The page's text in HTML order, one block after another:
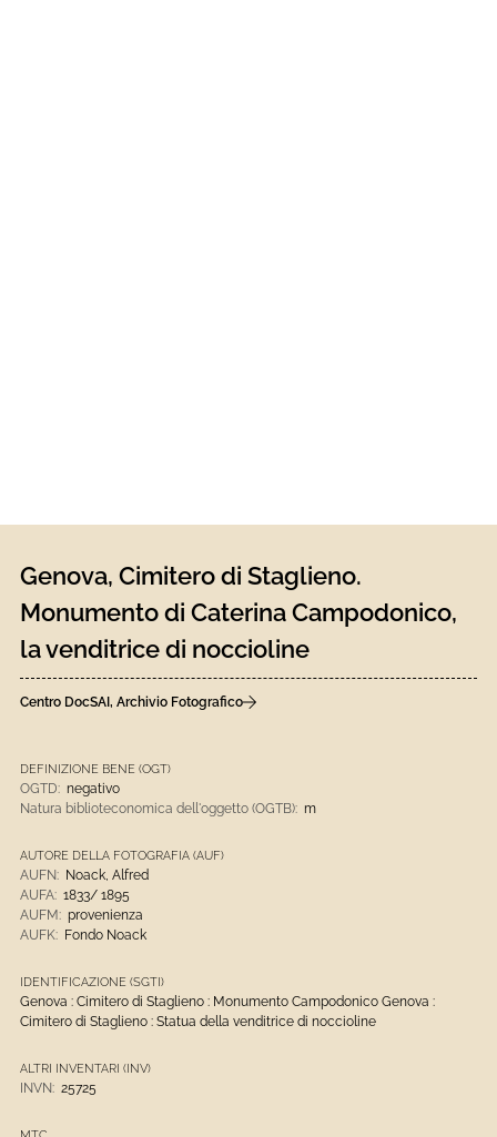
Genova, Cimitero di Staglieno.
Monumento di Caterina Campodonico,
la venditrice di noccioline
Centro DocSAI, Archivio Fotografico
DEFINIZIONE BENE (OGT)
OGTD: negativo
Natura biblioteconomica dell'oggetto (OGTB): m
AUTORE DELLA FOTOGRAFIA (AUF)
AUFN: Noack, Alfred
AUFA: 1833/ 1895
AUFM: provenienza
AUFK: Fondo Noack
IDENTIFICAZIONE (SGTI)
Genova : Cimitero di Staglieno : Monumento Campodonico Genova :
Cimitero di Staglieno : Statua della venditrice di noccioline
ALTRI INVENTARI (INV)
INVN: 25725